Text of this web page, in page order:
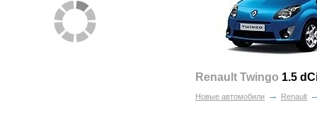
Renault Twingo 1.5
Новые автомобили → Renault